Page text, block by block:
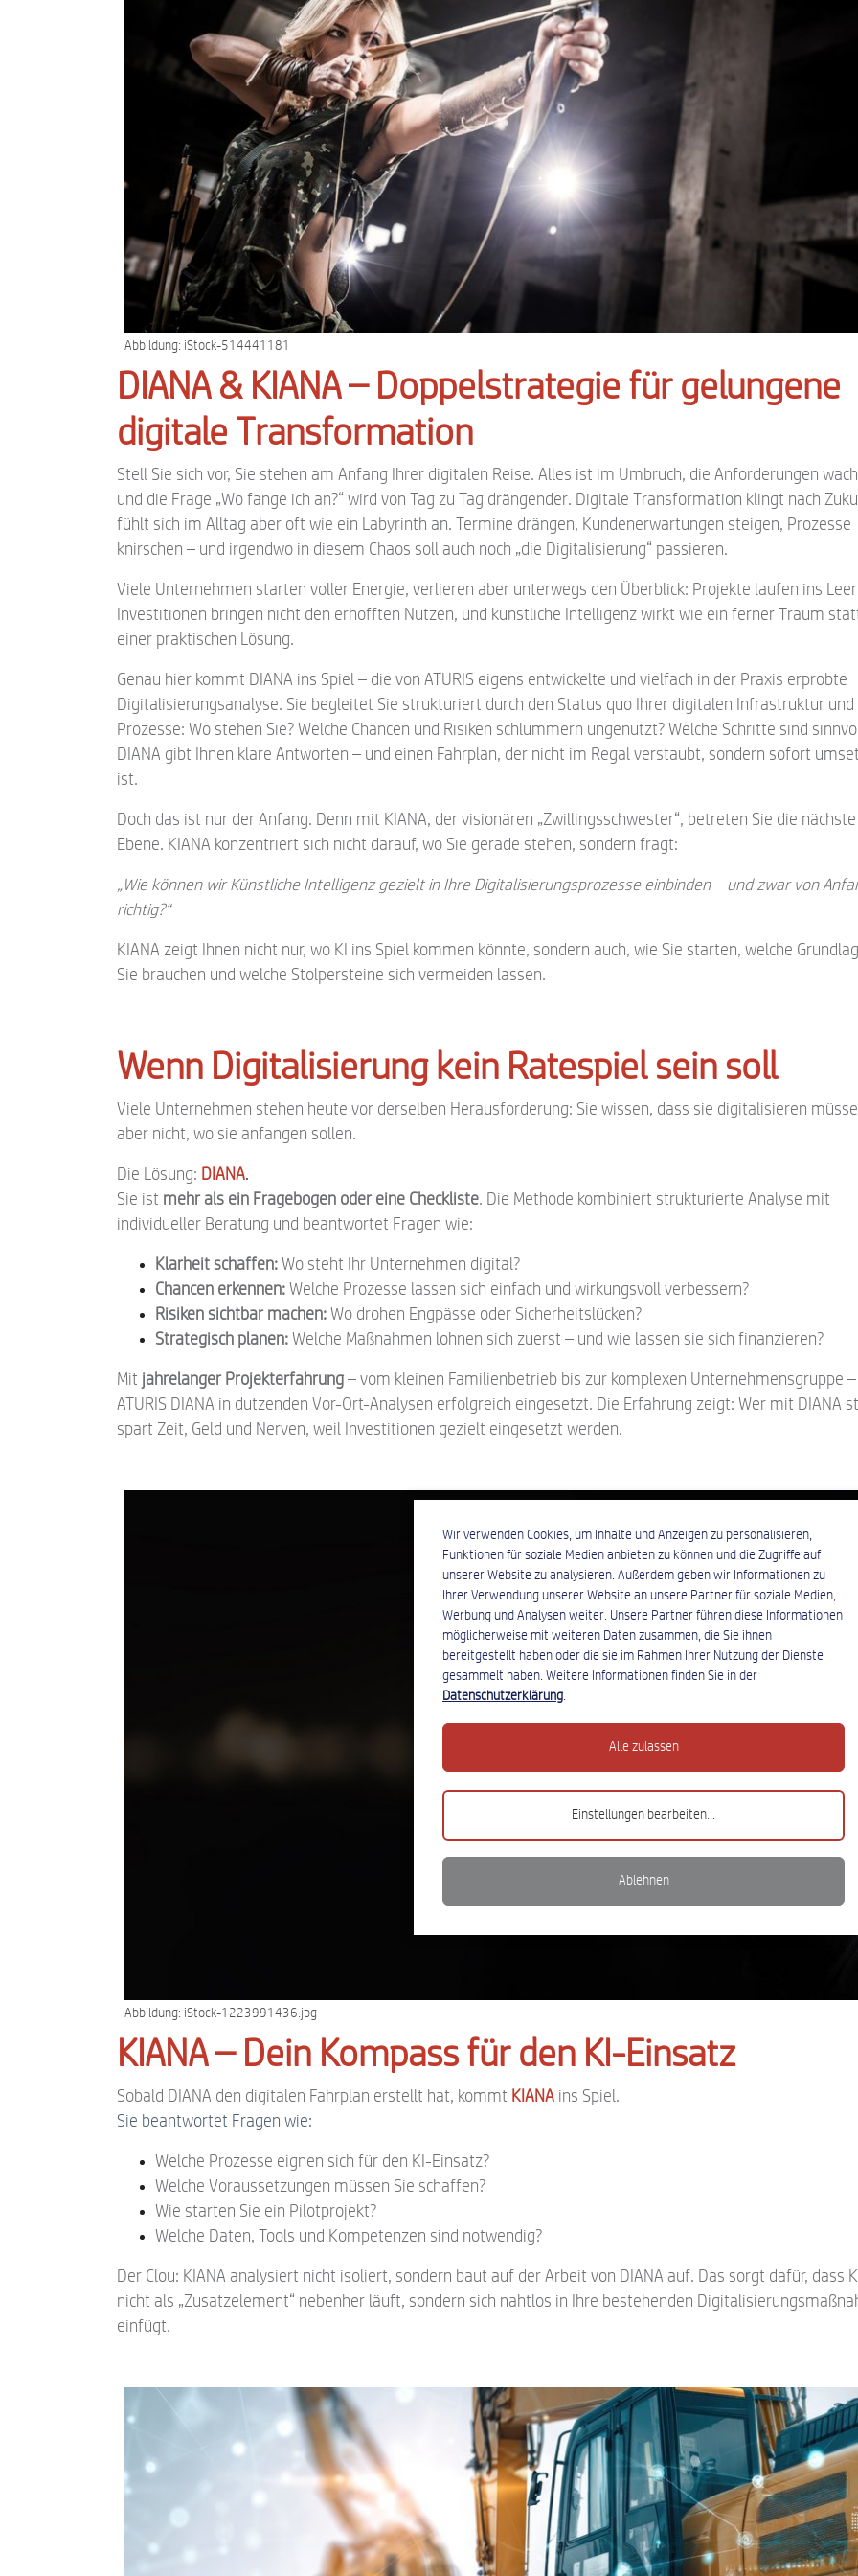
Abbildung: iStock-514441181
DIANA & KIANA – Doppelstrategie für gelungene
digitale Transformation
Stell Sie sich vor, Sie stehen am Anfang Ihrer digitalen Reise. Alles ist im Umbruch, die Anforderungen
und die Frage „Wo fange ich an?“ wird von Tag zu Tag drängender. Digitale Transformation klingt nach
fühlt sich im Alltag aber oft wie ein Labyrinth an. Termine drängen, Kundenerwartungen steigen, Prozesse
knirschen – und irgendwo in diesem Chaos soll auch noch „die Digitalisierung“ passieren.
Viele Unternehmen starten voller Energie, verlieren aber unterwegs den Überblick: Projekte laufen ins
Investitionen bringen nicht den erhofften Nutzen, und künstliche Intelligenz wirkt wie ein ferner Traum
einer praktischen Lösung.
Genau hier kommt DIANA ins Spiel – die von ATURIS eigens entwickelte und vielfach in der Praxis erprobte
Digitalisierungsanalyse. Sie begleitet Sie strukturiert durch den Status quo Ihrer digitalen Infrastruktur und
Prozesse: Wo stehen Sie? Welche Chancen und Risiken schlummern ungenutzt? Welche Schritte sind
DIANA gibt Ihnen klare Antworten – und einen Fahrplan, der nicht im Regal verstaubt, sondern sofort
ist.
Doch das ist nur der Anfang. Denn mit KIANA, der visionären „Zwillingsschwester“, betreten Sie die nächste
Ebene. KIANA konzentriert sich nicht darauf, wo Sie gerade stehen, sondern fragt:
„Wie können wir Künstliche Intelligenz gezielt in Ihre Digitalisierungsprozesse einbinden – und zwar von
richtig?“
KIANA zeigt Ihnen nicht nur, wo KI ins Spiel kommen könnte, sondern auch, wie Sie starten, welche
Sie brauchen und welche Stolpersteine sich vermeiden lassen.
Wenn Digitalisierung kein Ratespiel sein soll
Viele Unternehmen stehen heute vor derselben Herausforderung: Sie wissen, dass sie digitalisieren
aber nicht, wo sie anfangen sollen.
Die Lösung: DIANA.
Sie ist mehr als ein Fragebogen oder eine Checkliste. Die Methode kombiniert strukturierte Analyse mit
individueller Beratung und beantwortet Fragen wie:
Klarheit schaffen: Wo steht Ihr Unternehmen digital?
Chancen erkennen: Welche Prozesse lassen sich einfach und wirkungsvoll verbessern?
Risiken sichtbar machen: Wo drohen Engpässe oder Sicherheitslücken?
Strategisch planen: Welche Maßnahmen lohnen sich zuerst – und wie lassen sie sich finanzieren?
Mit jahrelanger Projekterfahrung – vom kleinen Familienbetrieb bis zur komplexen Unternehmensgruppe
ATURIS DIANA in dutzenden Vor-Ort-Analysen erfolgreich eingesetzt. Die Erfahrung zeigt: Wer mit DIANA
spart Zeit, Geld und Nerven, weil Investitionen gezielt eingesetzt werden.
Abbildung: iStock-1223991436.jpg
KIANA – Dein Kompass für den KI-Einsatz
Sobald DIANA den digitalen Fahrplan erstellt hat, kommt KIANA ins Spiel.
Sie beantwortet Fragen wie:
Welche Prozesse eignen sich für den KI-Einsatz?
Welche Voraussetzungen müssen Sie schaffen?
Wie starten Sie ein Pilotprojekt?
Welche Daten, Tools und Kompetenzen sind notwendig?
Der Clou: KIANA analysiert nicht isoliert, sondern baut auf der Arbeit von DIANA auf. Das sorgt dafür, dass KI
nicht als „Zusatzelement“ nebenher läuft, sondern sich nahtlos in Ihre bestehenden
einfügt.
Wir verwenden Cookies, um Inhalte und Anzeigen zu personalisieren,
Funktionen für soziale Medien anbieten zu können und die Zugriffe auf
unserer Website zu analysieren. Außerdem geben wir Informationen zu
Ihrer Verwendung unserer Website an unsere Partner für soziale Medien,
Werbung und Analysen weiter. Unsere Partner führen diese Informationen
möglicherweise mit weiteren Daten zusammen, die Sie ihnen
bereitgestellt haben oder die sie im Rahmen Ihrer Nutzung der Dienste
gesammelt haben. Weitere Informationen finden Sie in der
Datenschutzerklärung.
Einstellungen bearbeiten...
Ablehnen
Alle zulassen